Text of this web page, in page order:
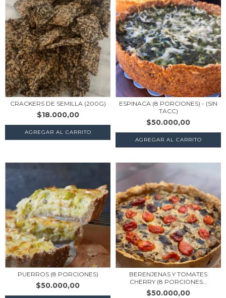
CRACKERS DE SEMILLA (200G)
$18.000,00
ESPINACA (8 PORCIONES) - (SIN
TACC)
$50.000,00
AGREGAR AL CARRITO
PUERROS (8 PORCIONES)
$50.000,00
BERENJENAS Y TOMATES
CHERRY (8 PORCIONES...
$50.000,00